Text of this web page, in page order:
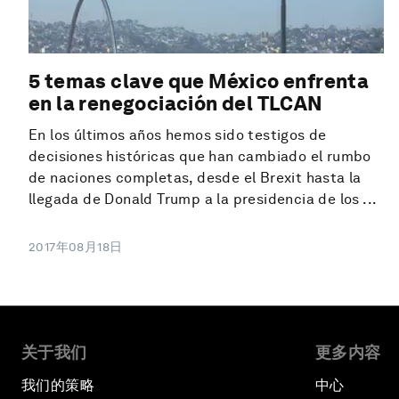
5 temas clave que México enfrenta
en la renegociación del TLCAN
En los últimos años hemos sido testigos de
decisiones históricas que han cambiado el rumbo
de naciones completas, desde el Brexit hasta la
llegada de Donald Trump a la presidencia de los ...
2017年08月18日
关于我们
我们的策略
更多内容
中心